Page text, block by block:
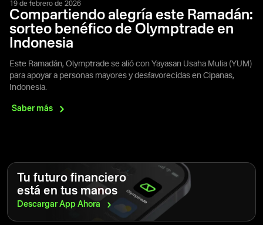
19 de febrero de 2026
Compartiendo alegría este Ramadán:
sorteo benéfico de Olymptrade en
Indonesia
Este Ramadán, Olymptrade se alió con Yayasan Usaha Mulia (YUM)
para apoyar a personas mayores y desfavorecidas en Cipanas,
Indonesia.
Sabermás
Tu futuro financiero
está en tus manos
Descargar App Ahora